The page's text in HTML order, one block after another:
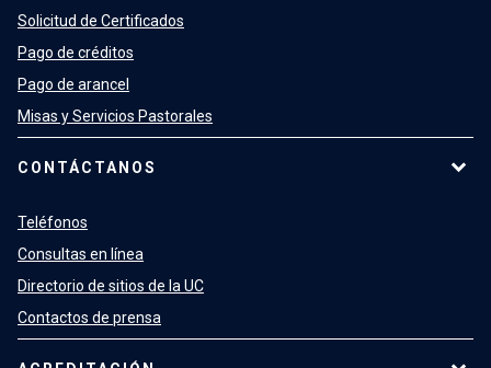
Solicitud de Certificados
Pago de créditos
Pago de arancel
Misas y Servicios Pastorales
CONTÁCTANOS
Teléfonos
Consultas en línea
Directorio de sitios de la UC
Contactos de prensa